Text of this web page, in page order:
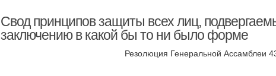
Свод принципов защиты всех лиц,
заключению в какой бы то ни было форме
Резолюция Генеральной Ассамблеи